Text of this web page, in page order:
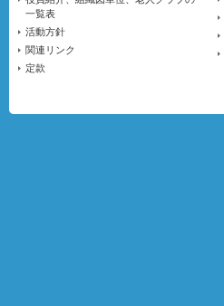
一覧表
活動方針
関連リンク
定款